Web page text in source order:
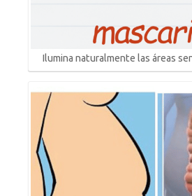
Ilumina naturalmente las áreas